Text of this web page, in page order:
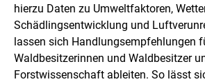
hierzu Daten zu Umweltfaktoren,
Schädlingsentwicklung und
lassen sich Handlungsempfehlungen
Waldbesitzerinnen und Waldbesitzer
Forstwissenschaft ableiten. So lässt